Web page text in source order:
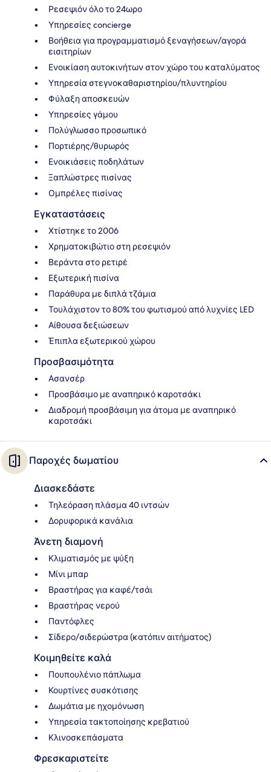
Ρεσεψιόν όλο το 24ωρο
Υπηρεσίες concierge
Βοήθεια για προγραμματισμό ξεναγήσεων/αγορά
εισιτηρίων
Ενοικίαση αυτοκινήτων στον χώρο του καταλύματος
Υπηρεσία στεγνοκαθαριστηρίου/πλυντηρίου
Φύλαξη αποσκευών
Υπηρεσίες γάμου
Πολύγλωσσο προσωπικό
Πορτιέρης/θυρωρός
Ενοικιάσεις ποδηλάτων
Ξαπλώστρες πισίνας
Ομπρέλες πισίνας
Εγκαταστάσεις
Χτίστηκε το 2006
Χρηματοκιβώτιο στη ρεσεψιόν
Βεράντα στο ρετιρέ
Εξωτερική πισίνα
Παράθυρα με διπλά τζάμια
Τουλάχιστον το 80% του φωτισμού από λυχνίες LED
Αίθουσα δεξιώσεων
Έπιπλα εξωτερικού χώρου
Προσβασιμότητα
Ασανσέρ
Προσβάσιμο με αναπηρικό καροτσάκι
Διαδρομή προσβάσιμη για άτομα με αναπηρικό
καροτσάκι
Παροχές δωματίου
Διασκεδάστε
Τηλεόραση πλάσμα 40 ιντσών
Δορυφορικά κανάλια
Άνετη διαμονή
Κλιματισμός με ψύξη
Μίνι μπαρ
Βραστήρας για καφέ/τσάι
Βραστήρας νερού
Παντόφλες
Σίδερο/σιδερώστρα (κατόπιν αιτήματος)
Κοιμηθείτε καλά
Πουπουλένιο πάπλωμα
Κουρτίνες συσκότισης
Δωμάτια με ηχομόνωση
Υπηρεσία τακτοποίησης κρεβατιού
Κλινοσκεπάσματα
Φρεσκαριστείτε